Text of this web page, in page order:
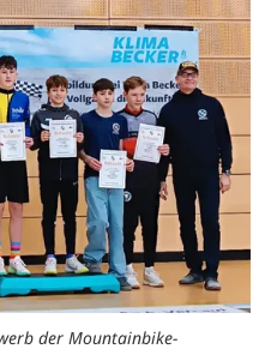
der Mountainbike-